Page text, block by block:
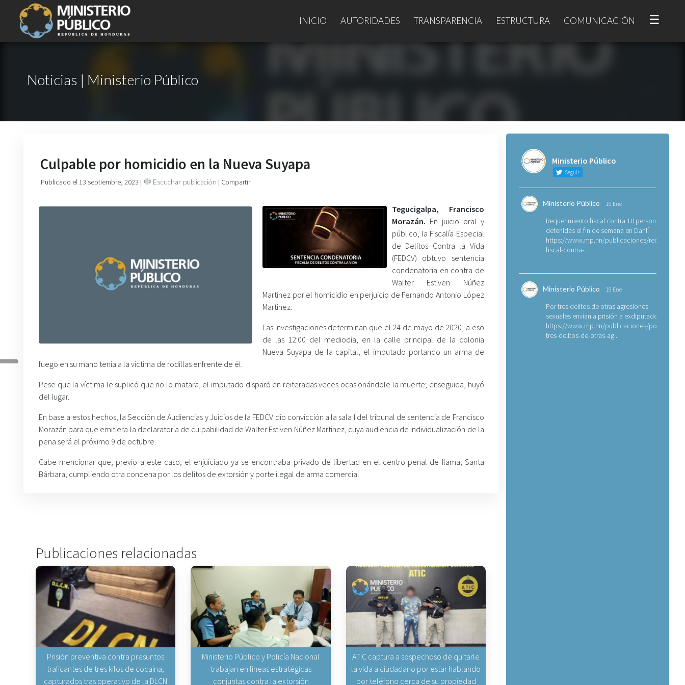
INICIO AUTORIDADES TRANSPARENCIA ESTRUCTURA COMUNICACIÓN ☰
Noticias | Ministerio Público
Culpable por homicidio en la Nueva Suyapa
Publicado el 13 septiembre, 2023 | Escuchar publicación | Compartir
Tegucigalpa, Francisco
Morazán. En juicio oral y
público, la Fiscalía Especial
de Delitos Contra la Vida
(FEDCV) obtuvo sentencia
condenatoria en contra de
Walter Estiven Núñez
Martínez por el homicidio en perjuicio de Fernando Antonio López
Martínez.
Las investigaciones determinan que el 24 de mayo de 2020, a eso
de las 12:00 del mediodía, en la calle principal de la colonia
Nueva Suyapa de la capital, el imputado portando un arma de
fuego en su mano tenía a la víctima de rodillas enfrente de él.
Pese que la víctima le suplicó que no lo matara, el imputado disparó en reiteradas veces ocasionándole la muerte; enseguida, huyó
del lugar.
En base a estos hechos, la Sección de Audiencias y Juicios de la FEDCV dio convicción a la sala I del tribunal de sentencia de Francisco
Morazán para que emitiera la declaratoria de culpabilidad de Walter Estiven Núñez Martínez, cuya audiencia de individualización de la
pena será el próximo 9 de octubre.
Cabe mencionar que, previo a este caso, el enjuiciado ya se encontraba privado de libertad en el centro penal de Ilama, Santa
Bárbara, cumpliendo otra condena por los delitos de extorsión y porte ilegal de arma comercial.
Publicaciones relacionadas
Prisión preventiva contra presuntos
traficantes de tres kilos de cocaína,
capturados tras operativo de la DLCN
Ministerio Público y Policía Nacional
trabajan en líneas estratégicas
conjuntas contra la extorsión
ATIC captura a sospechoso de quitarle
la vida a ciudadano por estar hablando
por teléfono cerca de su propiedad
Ministerio Público
Seguir
Ministerio Público 19 Ene
Requerimiento fiscal contra 10 personas
detenidas el fin de semana en Danlí
https://www.mp.hn/publicaciones/
fiscal-contra-...
Ministerio Público 19 Ene
Por tres delitos de otras agresiones
sexuales envían a prisión a exdiputado
https://www.mp.hn/publicaciones/por-
tres-delitos-de-otras-ag...